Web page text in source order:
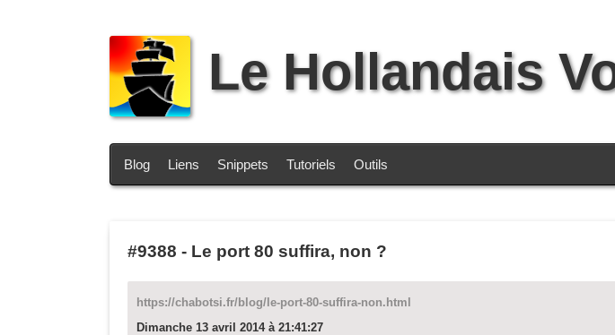
Le Hollandais
Blog Liens Snippets Tutoriels Outils
#9388 - Le port 80 suffira, non ?
https://chabotsi.fr/blog/le-port-80-suffira-non.html
Dimanche 13 avril 2014 à 21:41:27